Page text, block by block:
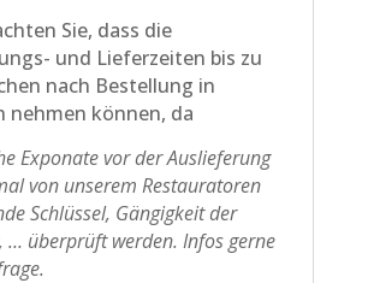
Sie, dass die
und Lieferzeiten bis zu
nach Bestellung in
nehmen können, da
Exponate vor der Auslieferung
von unserem Restauratoren
Schlüssel, Gängigkeit der
… überprüft werden. Infos gerne